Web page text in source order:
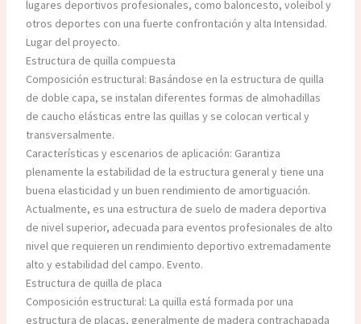
lugares deportivos profesionales, como baloncesto, voleibol y
otros deportes con una fuerte confrontación y alta Intensidad.
Lugar del proyecto.
Estructura de quilla compuesta
Composición estructural: Basándose en la estructura de quilla
de doble capa, se instalan diferentes formas de almohadillas
de caucho elásticas entre las quillas y se colocan vertical y
transversalmente.
Características y escenarios de aplicación: Garantiza
plenamente la estabilidad de la estructura general y tiene una
buena elasticidad y un buen rendimiento de amortiguación.
Actualmente, es una estructura de suelo de madera deportiva
de nivel superior, adecuada para eventos profesionales de alto
nivel que requieren un rendimiento deportivo extremadamente
alto y estabilidad del campo. Evento.
Estructura de quilla de placa
Composición estructural: La quilla está formada por una
estructura de placas, generalmente de madera contrachapada